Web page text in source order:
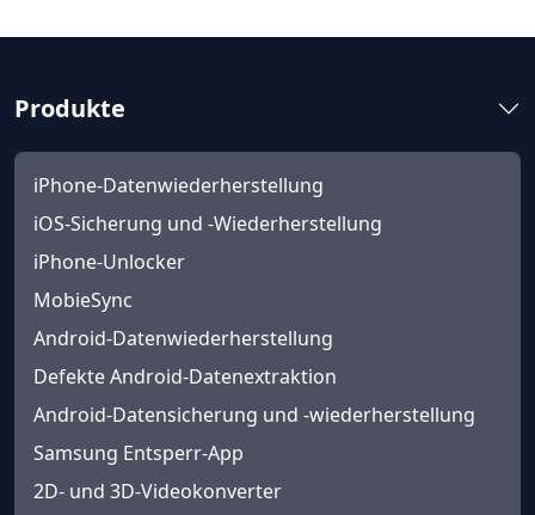
Produkte
iPhone-Datenwiederherstellung
iOS-Sicherung und -Wiederherstellung
iPhone-Unlocker
MobieSync
Android-Datenwiederherstellung
Defekte Android-Datenextraktion
Android-Datensicherung und -wiederherstellung
Samsung Entsperr-App
2D- und 3D-Videokonverter